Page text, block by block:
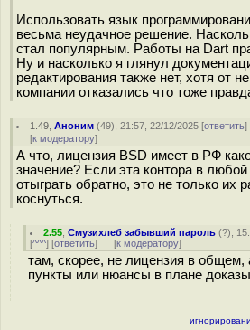
Использовать язык
весьма неудачное решение.
стал популярным. Работы на Dart
Ну и насколько я глянул
редактирования также нет, хотя от
компании отказались что тоже
1.49 ,Аноним (49), 21:57, 22/12/2025 [ответить]
[к модератору]
А что, лицензия BSD имеет в РФ
значение? Если эта контора в
отыграть обратно, это не только их
коснуться.
2.55 ,Смузихлеб забывший пароль (?),
[^^^] [ответить] [к модератору]
там, скорее, не лицензия в общем,
пункты или нюансы в плане